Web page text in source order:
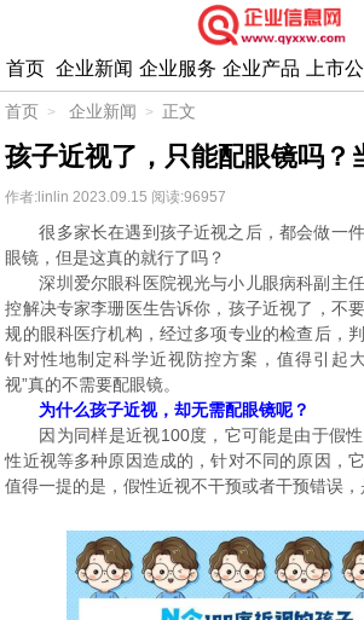
首页 企业新闻 企业服务 企业产品 上市
首页 企业新闻 正文
孩子近视了，只能配眼镜吗？
作者:linlin 2023.09.15 阅读:96957
很多家长在遇到孩子近视之后，都会做一
眼镜，但是这真的就行了吗？
深圳爱尔眼科医院视光与小儿眼病科副主
控解决专家李珊医生告诉你，孩子近视了，不
规的眼科医疗机构，经过多项专业的检查后，
针对性地制定科学近视防控方案，值得引起
视”真的不需要配眼镜。
为什么孩子近视，却无需配眼镜呢？
因为同样是近视100度，它可能是由于假
性近视等多种原因造成的，针对不同的原因，
值得一提的是，假性近视不干预或者干预错误，